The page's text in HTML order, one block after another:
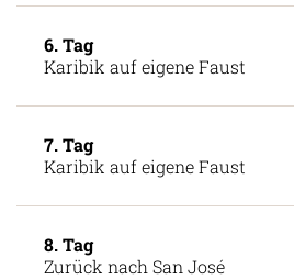
6. Tag
Karibik auf eigene Faust
7. Tag
Karibik auf eigene Faust
8. Tag
Zurück nach San José